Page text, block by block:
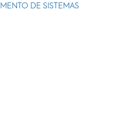
DE SISTEMAS